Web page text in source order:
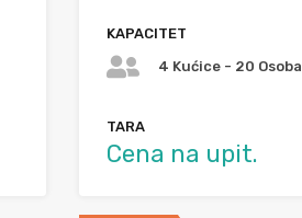
KAPACITET
4 Kućice - 20 Osoba
TARA
Cena na upit.